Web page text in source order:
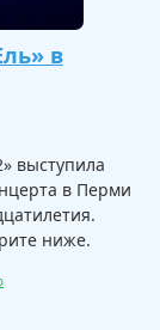
в
выступила
в Перми
ниже.